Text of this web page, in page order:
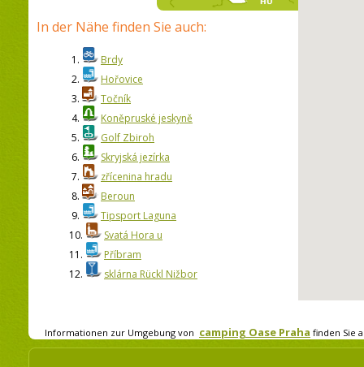
In der Nähe finden Sie auch:
1.
Brdy
2.
Hořovice
3.
Točník
4.
Koněpruské jeskyně
5.
Golf Zbiroh
6.
Skryjská jezírka
7.
zřícenina hradu
8.
Beroun
9.
Tipsport Laguna
10.
Svatá Hora u
11.
Příbram
12.
sklárna Rückl Nižbor
Informationen zur Umgebung von camping Oase Praha finden Sie